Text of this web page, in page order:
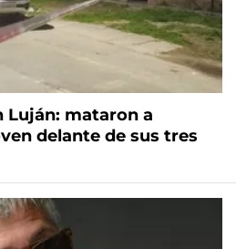
Luján: mataron a
delante de sus tres